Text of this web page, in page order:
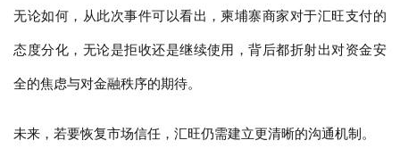
无论如何，从此次事件可以看出，柬埔寨商家对于汇旺支付的
态度分化，无论是拒收还是继续使用，背后都折射出对资金安
全的焦虑与对金融秩序的期待。
未来，若要恢复市场信任，汇旺仍需建立更清晰的沟通机制。